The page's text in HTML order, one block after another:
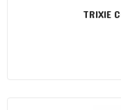
TRIXIE